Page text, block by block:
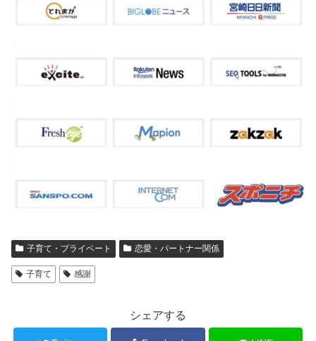
子育て・プライベート 恋愛・パートナー関係
子育て 感謝
シェアする